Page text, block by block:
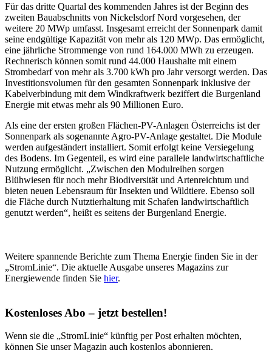
Für das dritte Quartal des kommenden Jahres ist der Beginn des
zweiten Bauabschnitts von Nickelsdorf Nord vorgesehen, der
weitere 20 MWp umfasst. Insgesamt erreicht der Sonnenpark damit
seine endgültige Kapazität von mehr als 120 MWp. Das ermöglicht,
eine jährliche Strommenge von rund 164.000 MWh zu erzeugen.
Rechnerisch können somit rund 44.000 Haushalte mit einem
Strombedarf von mehr als 3.700 kWh pro Jahr versorgt werden. Das
Investitionsvolumen für den gesamten Sonnenpark inklusive der
Kabelverbindung mit dem Windkraftwerk beziffert die Burgenland
Energie mit etwas mehr als 90 Millionen Euro.
Als eine der ersten großen Flächen-PV-Anlagen Österreichs ist der
Sonnenpark als sogenannte Agro-PV-Anlage gestaltet. Die Module
werden aufgeständert installiert. Somit erfolgt keine Versiegelung
des Bodens. Im Gegenteil, es wird eine parallele landwirtschaftliche
Nutzung ermöglicht. „Zwischen den Modulreihen sorgen
Blühwiesen für noch mehr Biodiversität und Artenreichtum und
bieten neuen Lebensraum für Insekten und Wildtiere. Ebenso soll
die Fläche durch Nutztierhaltung mit Schafen landwirtschaftlich
genutzt werden“, heißt es seitens der Burgenland Energie.
Weitere spannende Berichte zum Thema Energie finden Sie in der
„StromLinie“. Die aktuelle Ausgabe unseres Magazins zur
Energiewende finden Sie hier.
Kostenloses Abo – jetzt bestellen!
Wenn sie die „StromLinie“ künftig per Post erhalten möchten,
können Sie unser Magazin auch kostenlos abonnieren.